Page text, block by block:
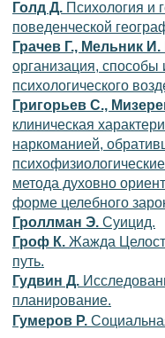
Голд Д. Психология и
поведенческой
Грачев Г., Мельник И.
организация,
психологического
Григорьев С.,
клиническая
наркоманией,
метода духовно
форме целебного
Гроллман Э. Суицид.
Гроф К. Жажда
путь.
Гудвин Д.
планирование.
Гумеров Р.